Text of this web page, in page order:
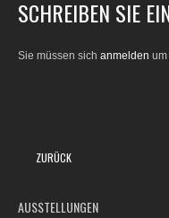
SCHREIBEN SIE
Sie müssen sich anmelden
ZURÜCK
AUSSTELLUNGEN